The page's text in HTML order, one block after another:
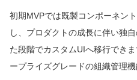
初期MVPでは既製コンポーネン
し、プロダクトの成長に伴い独
た段階でカスタムUIへ移行でき
ープライズグレードの組織管理機